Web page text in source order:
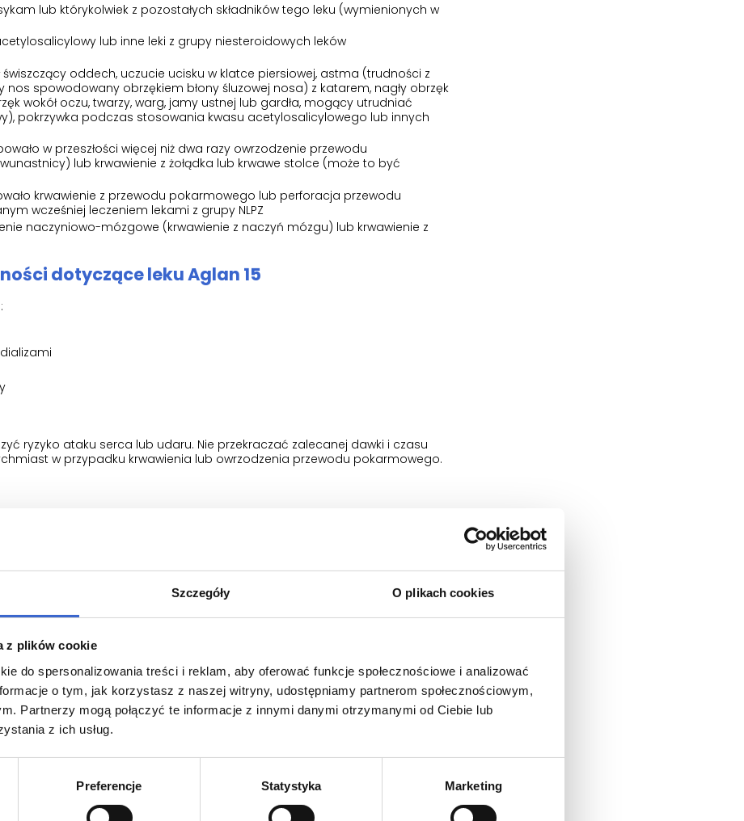
Szczegóły O plikach cookies
z plików cookie
do spersonalizowania treści i reklam, aby oferować funkcje społecznościowe i analizować
o tym, jak korzystasz z naszej witryny, udostępniamy partnerom społecznościowym,
Partnerzy mogą połączyć te informacje z innymi danymi otrzymanymi od Ciebie lub
z ich usług.
Preferencje Statystyka Marketing
lub którykolwiek z pozostałych składników tego leku (wymienionych w
lub inne leki z grupy niesteroidowych leków
świszczący oddech, uczucie ucisku w klatce piersiowej, astma (trudności z
spowodowany obrzękiem błony śluzowej nosa) z katarem, nagły obrzęk
wokół oczu, twarzy, warg, jamy ustnej lub gardła, mogący utrudniać
pokrzywka podczas stosowania kwasu acetylosalicylowego lub innych
w przeszłości więcej niż dwa razy owrzodzenie przewodu
lub krwawienie z żołądka lub krwawe stolce (może to być
krwawienie z przewodu pokarmowego lub perforacja przewodu
wcześniej leczeniem lekami z grupy NLPZ
naczyniowo-mózgowe (krwawienie z naczyń mózgu) lub krwawienie z
dotyczące leku Aglan 15
ryzyko ataku serca lub udaru. Nie przekraczać zalecanej dawki i czasu
w przypadku krwawienia lub owrzodzenia przewodu pokarmowego.
15 należy skonsultować się z lekarzem w przypadku występowania
palenia tytoniu.
wysypki skórne podczas stosowania meloksykamu, dla których objawów
15 należy zwrócić się do lekarza w przypadku:
chorób układu pokarmowego